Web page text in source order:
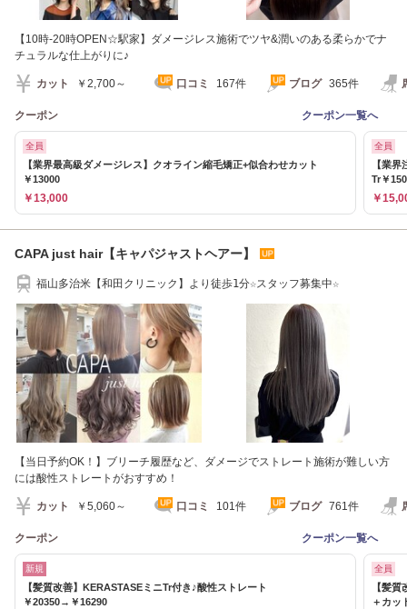
【10時-20時OPEN☆駅家】ダメージレス施術でツヤ&潤いのある柔らかでナ
チュラルな仕上がりに♪
カット ￥2,700～ 口コミ 167件 ブログ 365件
クーポン クーポン一覧へ
全員
【業界最高級ダメージレス】クオライン縮毛矯正+似合わせカット
￥13000
￥13,000
全員
【業
Tr￥
￥
CAPA just hair【キャパジャストヘアー】
福山多治米【和田クリニック】より徒歩1分☆スタッフ募集中☆
【当日予約OK！】ブリーチ履歴など、ダメージでストレート施術が難しい方
には酸性ストレートがおすすめ！
カット ￥5,060～ 口コミ 101件 ブログ 761件
クーポン クーポン一覧へ
新規
【髪質改善】KERASTASEミニTr付き♪酸性ストレート
￥20350→￥16290
全員
【髪
＋カッ